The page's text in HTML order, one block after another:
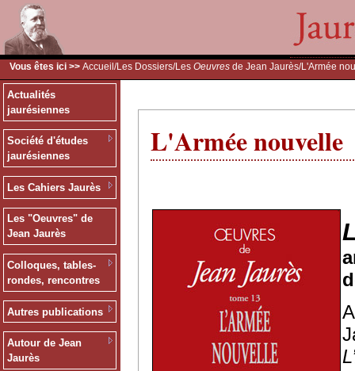
Vous êtes ici >> Accueil /Les Dossiers/Les Oeuvres de Jean Jaurès/L'Armée
Actualités
jaurésiennes
Société d'études
jaurésiennes
Les Cahiers Jaurès
Les "Oeuvres" de
Jean Jaurès
Colloques, tables-
rondes, rencontres
Autres publications
Autour de Jean
Jaurès
L'Armée nouvelle